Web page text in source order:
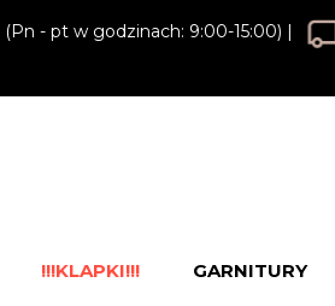
(Pn - pt w godzinach: 9:00-15:00) |
!!!KLAPKI!!! GARNITURY